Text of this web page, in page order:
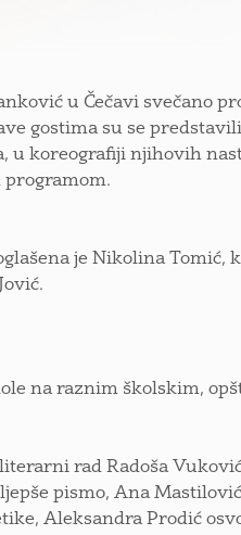
u Čečavi svečano
gostima su se
u koreografiji njihovih
programom.
je Nikolina
na raznim školskim,
rad Radoša
pismo, Ana
Aleksandra Prodić